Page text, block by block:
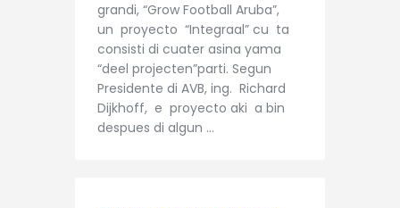
grandi, “Grow Football Aruba”,
un proyecto “Integraal” cu ta
consisti di cuater asina yama
“deel projecten”parti. Segun
Presidente di AVB, ing. Richard
Dijkhoff, e proyecto aki a bin
despues di algun …